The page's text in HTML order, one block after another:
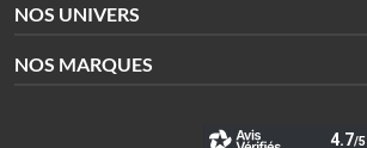
NOS UNIVERS
NOS MARQUES